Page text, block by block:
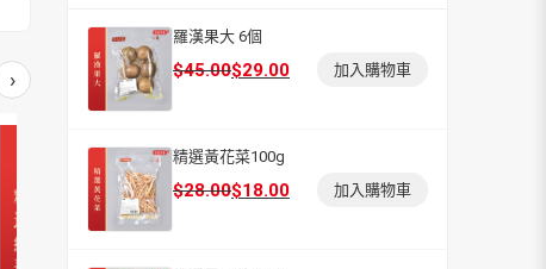
›
羅漢果大 6個
$45.00
原
格：
$45.00。
$29.00
目
格：
$29.00。
加入購物車
精選黃花菜100g
$28.00
原
$18.00
目
加入購物車